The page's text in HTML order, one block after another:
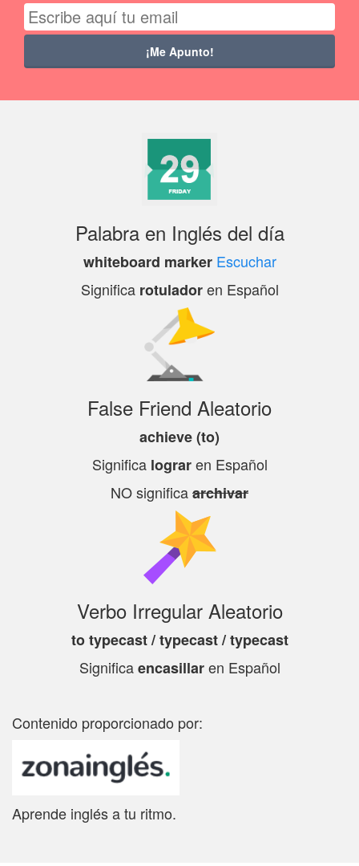
Palabra en Inglés del día
whiteboard marker Escuchar
Significa rotuladoren Español
False Friend Aleatorio
achieve (to)
Significa lograren Español
NO significaarchivar
Verbo Irregular Aleatorio
to typecast / typecast / typecast
Significaencasillaren Español
Contenido proporcionado por:
Aprende inglés a tu ritmo.